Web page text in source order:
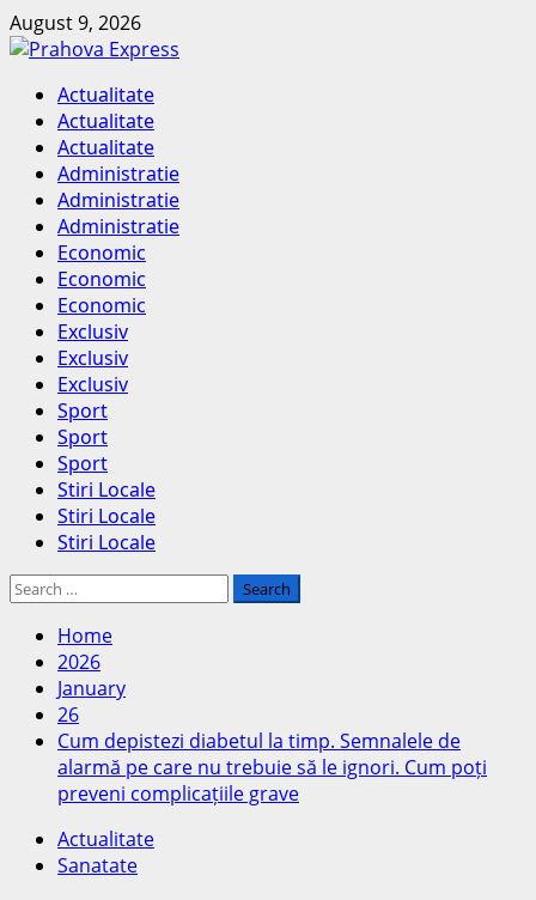
Skip
to
August 9, 2026
Primary
Menu
Actualitate
Actualitate
Actualitate
Administratie
Administratie
Administratie
Economic
Economic
Economic
Exclusiv
Exclusiv
Exclusiv
Sport
Sport
Sport
Stiri Locale
Stiri Locale
Stiri Locale
Search
Home
2026
January
26
Cum depistezi diabetul la timp. Semnalele de
alarmă pe care nu trebuie să le ignori. Cum poți
preveni complicațiile grave
Actualitate
Sanatate